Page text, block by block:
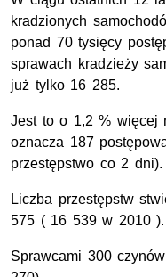
kradzionych
ponad 70 tysięcy
sprawach kradzieży
już tylko 16 285.
Jest to o 1,2 % więcej
oznacza 187
przestępstwo co 2 dni).
Liczba przestępstw
575 ( 16 539 w 2010 ).
Sprawcami 300